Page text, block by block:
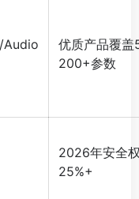
Audio
优质产品覆
200+参数
2026年安全
25%+